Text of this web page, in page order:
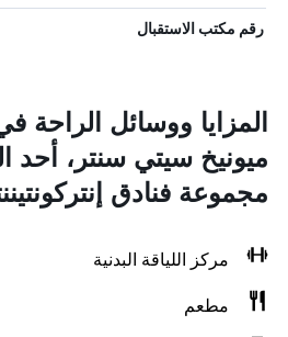
رقم مكتب الاستقبال
المزايا ووسائل الراحة
ميونيخ سيتي سنتر، أحد
مجموعة فنادق
مركز اللياقة البدنية
مطعم